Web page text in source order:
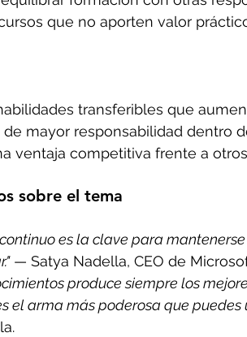
que no aporten valor
transferibles que
mayor responsabilidad dentro
ventaja competitiva frente a
sobre el tema
es la clave para
— Satya Nadella, CEO de
produce siempre los
el arma más poderosa que